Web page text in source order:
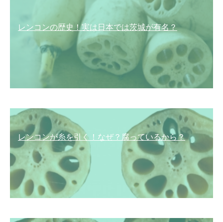
レンコンの歴史！実は日本では茨城が有名？
レンコンが糸を引く！なぜ？腐っているから？